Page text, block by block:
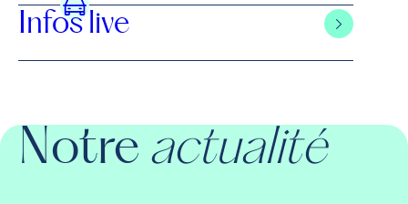
Infos live
Notre actualité